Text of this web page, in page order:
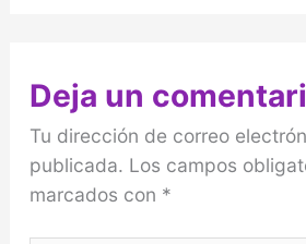
Deja un
Tu dirección de correo
publicada. Los campos
marcados con *